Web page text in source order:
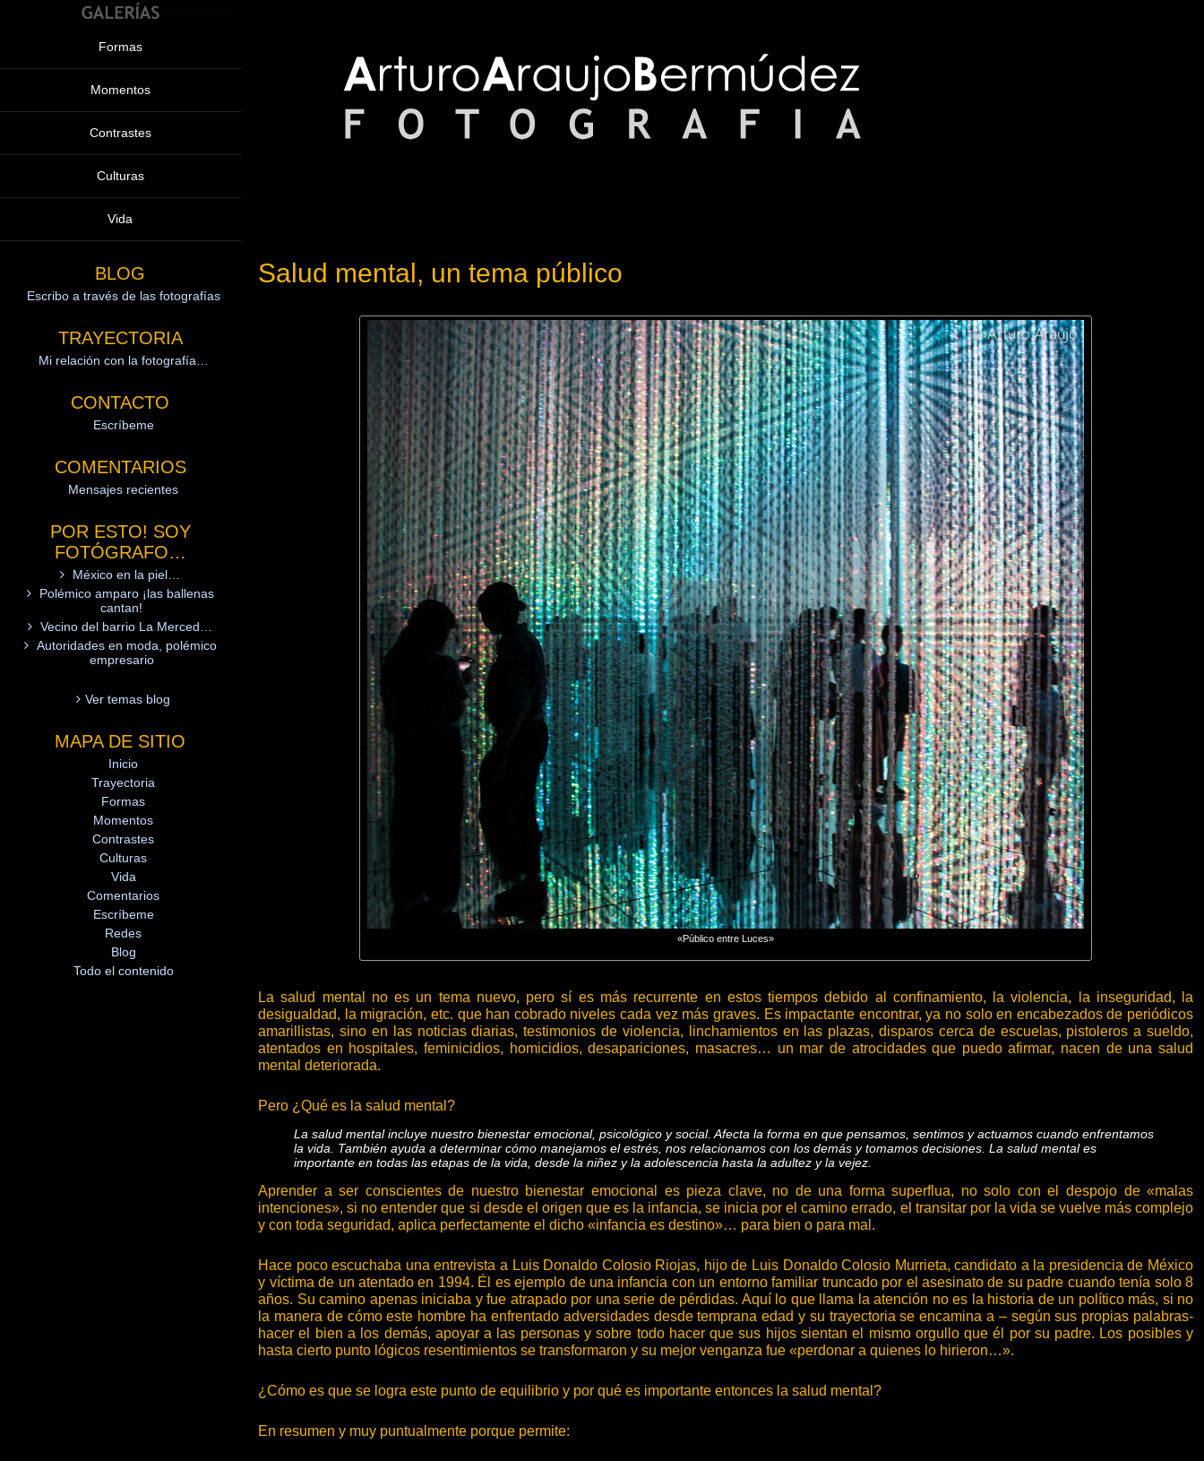
Formas
Momentos
Contrastes
Culturas
Vida
BLOG
Escribo a través de las fotografías
TRAYECTORIA
Mi relación con la fotografía…
CONTACTO
Escríbeme
COMENTARIOS
Mensajes recientes
POR ESTO! SOY
FOTÓGRAFO…
México en la piel…
Polémico amparo ¡las ballenas
cantan!
Vecino del barrio La Merced…
Autoridades en moda, polémico
empresario
Ver temas blog
MAPA DE SITIO
Inicio
Trayectoria
Formas
Momentos
Contrastes
Culturas
Vida
Comentarios
Escríbeme
Redes
Blog
Todo el contenido
Salud mental, un tema público
«Público entre Luces»
La salud mental no es un tema nuevo, pero sí es más recurrente en estos tiempos debido al confinamiento, la violencia, la inseguridad, la
desigualdad, la migración, etc. que han cobrado niveles cada vez más graves. Es impactante encontrar, ya no solo en encabezados de periódicos
amarillistas, sino en las noticias diarias, testimonios de violencia, linchamientos en las plazas, disparos cerca de escuelas, pistoleros a sueldo,
atentados en hospitales, feminicidios, homicidios, desapariciones, masacres… un mar de atrocidades que puedo afirmar, nacen de una salud
mental deteriorada.
Pero ¿Qué es la salud mental?
La salud mental incluye nuestro bienestar emocional, psicológico y social. Afecta la forma en que pensamos, sentimos y actuamos cuando enfrentamos
la vida. También ayuda a determinar cómo manejamos el estrés, nos relacionamos con los demás y tomamos decisiones. La salud mental es
importante en todas las etapas de la vida, desde la niñez y la adolescencia hasta la adultez y la vejez.
Aprender a ser conscientes de nuestro bienestar emocional es pieza clave, no de una forma superflua, no solo con el despojo de «malas
intenciones», si no entender que si desde el origen que es la infancia, se inicia por el camino errado, el transitar por la vida se vuelve más complejo
y con toda seguridad, aplica perfectamente el dicho «infancia es destino»… para bien o para mal.
Hace poco escuchaba una entrevista a Luis Donaldo Colosio Riojas, hijo de Luis Donaldo Colosio Murrieta, candidato a la presidencia de México
y víctima de un atentado en 1994. Él es ejemplo de una infancia con un entorno familiar truncado por el asesinato de su padre cuando tenía solo 8
años. Su camino apenas iniciaba y fue atrapado por una serie de pérdidas. Aquí lo que llama la atención no es la historia de un político más, si no
la manera de cómo este hombre ha enfrentado adversidades desde temprana edad y su trayectoria se encamina a – según sus propias palabras-
hacer el bien a los demás, apoyar a las personas y sobre todo hacer que sus hijos sientan el mismo orgullo que él por su padre. Los posibles y
hasta cierto punto lógicos resentimientos se transformaron y su mejor venganza fue «perdonar a quienes lo hirieron…».
¿Cómo es que se logra este punto de equilibrio y por qué es importante entonces la salud mental?
En resumen y muy puntualmente porque permite: